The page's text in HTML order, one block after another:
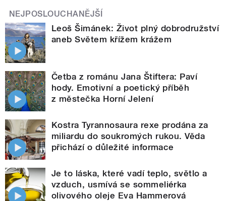
NEJPOSLOUCHANĚJŠÍ
Leoš Šimánek: Život plný dobrodružství
aneb Světem křížem krážem
Četba z románu Jana Štiftera: Paví
hody. Emotivní a poetický příběh
z městečka Horní Jelení
Kostra Tyrannosaura rexe prodána za
miliardu do soukromých rukou. Věda
přichází o důležité informace
Je to láska, které vadí teplo, světlo a
vzduch, usmívá se sommeliérka
olivového oleje Eva Hammerová